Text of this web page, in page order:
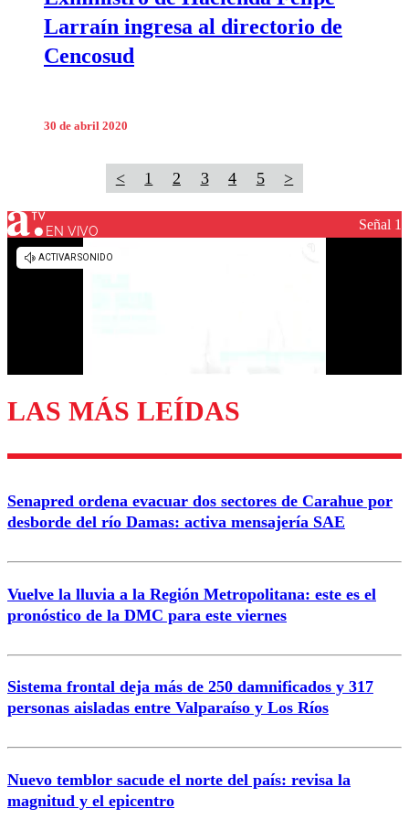
Larraín ingresa al directorio de
Cencosud
30 de abril 2020
< 1 2 3 4 5 >
EN VIVO Señal 1
LAS MÁS LEÍDAS
Senapred ordena evacuar dos sectores de Carahue por
desborde del río Damas: activa mensajería SAE
Vuelve la lluvia a la Región Metropolitana: este es el
pronóstico de la DMC para este viernes
Sistema frontal deja más de 250 damnificados y 317
personas aisladas entre Valparaíso y Los Ríos
Nuevo temblor sacude el norte del país: revisa la
magnitud y el epicentro